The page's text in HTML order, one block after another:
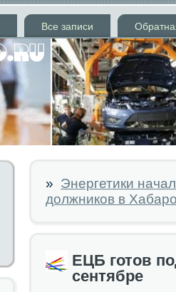
Все записи
» Энергетики
должников в
ЕЦБ готов
сентябре